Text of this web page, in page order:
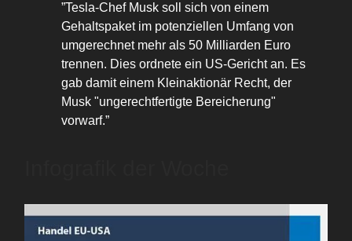
”Tesla-Chef Musk soll sich von einem
Gehaltspaket im potenziellen Umfang von
umgerechnet mehr als 50 Milliarden Euro
trennen. Dies ordnete ein US-Gericht an. Es
gab damit einem Kleinaktionär Recht, der
Musk "ungerechtfertigte Bereicherung"
vorwarf.”